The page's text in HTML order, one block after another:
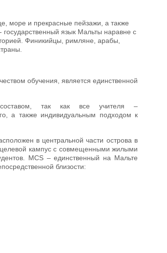
море и прекрасные пейзажи, а также
государственный язык Мальты наравне с
Финикийцы, римляне, арабы,
обучения, является единственной
составом, так как все учителя –
а также индивидуальным подходом к
в центральной части острова в
кампус с совмещенными жилыми
MCS – единственный на Мальте
близости: